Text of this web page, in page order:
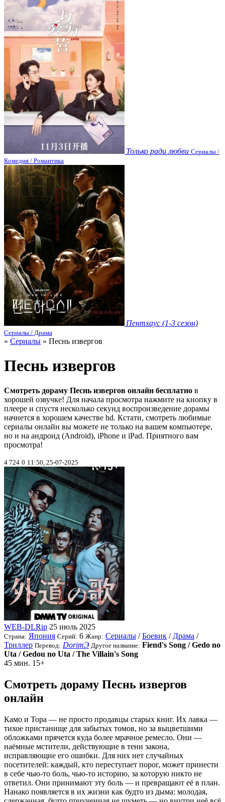
Только ради любви Сериалы /
Комедия / Романтика
Пентхаус (1-3 сезон)
Сериалы / Драма
» Сериалы » Песнь извергов
Песнь извергов
Смотреть дораму Песнь извергов онлайн бесплатно в
хорошей озвучке! Для начала просмотра нажмите на кнопку в
плеере и спустя несколько секунд воспроизведение дорамы
начнется в хорошем качестве hd. Кстати, смотреть любимые
сериалы онлайн вы можете не только на вашем компьютере,
но и на андроид (Android), iPhone и iPad. Приятного вам
просмотра!
4 724 0 11:50, 25-07-2025
WEB-DLRip 25 июль 2025
Страна: Япония Серий: 6 Жанр: Сериалы /Боевик / Драма /
Триллер Перевод: DorimЭ Другое название: Fiend's Song / Gedo no
Uta / Gedou no Uta / The Villain's Song
45 мин. 15+
Смотреть дораму Песнь извергов
онлайн
Камо и Тора — не просто продавцы старых книг. Их лавка —
тихое пристанище для забытых томов, но за выцветшими
обложками прячется куда более мрачное ремесло. Они —
наёмные мстители, действующие в тени закона,
исправляющие его ошибки. Для них нет случайных
посетителей: каждый, кто переступает порог, может принести
в себе чью-то боль, чью-то историю, за которую никто не
ответил. Они принимают эту боль — и превращают её в план.
Нанако появляется в их жизни как будто из дыма: молодая,